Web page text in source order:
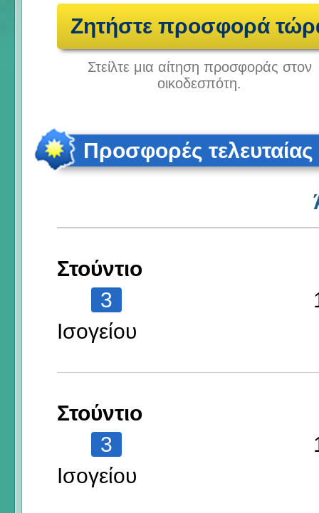
Ζητήστε προσφορά
Στείλτε μια αίτηση προσφοράς στον
οικοδεσπότη.
Προσφορές τελευταίας
Στούντιο
3
Ισογείου
Στούντιο
3
Ισογείου